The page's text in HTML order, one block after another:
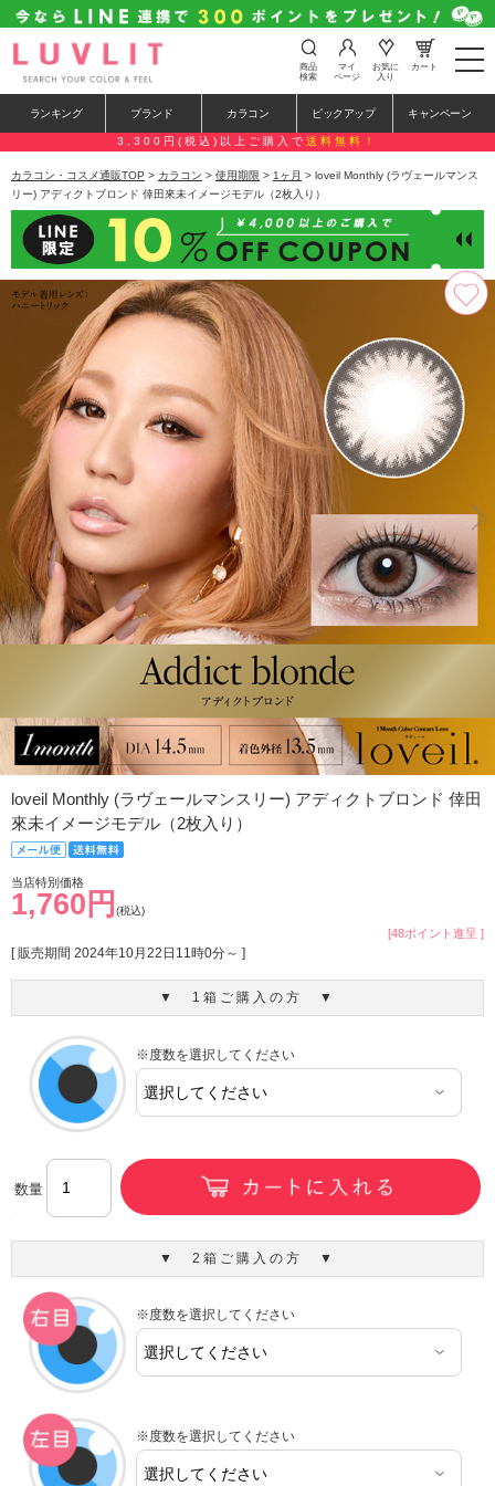
t
o
e
n
a
a
i
o
n
商品
検索
マイ
ページ
お気に
入り
カート
ランキング ブランド カラコン ピックアップ キャンペーン
3,300円(税込)以上ご購入で 送料無料！
カラコン・コスメ通販TOP > カラコン > 使用期限 > 1ヶ月 > loveil Monthly (ラヴェールマンス
リー) アディクトブロンド 倖田來未イメージモデル（2枚入り）
loveil Monthly (ラヴェールマンスリー) アディクトブロンド 倖田
來未イメージモデル（2枚入り）
当店特別価格
1,760円 (税込)
[48ポイント進呈 ]
[ 販売期間 2024年10月22日11時0分～ ]
▼ 1箱ご購入の方 ▼
※度数を選択してください
数量
▼ 2箱ご購入の方 ▼
※度数を選択してください
※度数を選択してください